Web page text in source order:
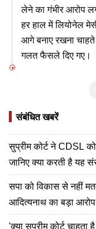
लेने का गंभीर आरोप
हर हाल में लियोनेल
आगे बनाए रखना
गलत फैसले दिए गए।
संबंधित खबरें
सुप्रीम कोर्ट ने CDSL
जानिए क्या करती है यह
सपा को विकास से नहीं
आदित्यनाथ का बड़ा आरोप
'क्या सुप्रीम कोर्ट चाहता